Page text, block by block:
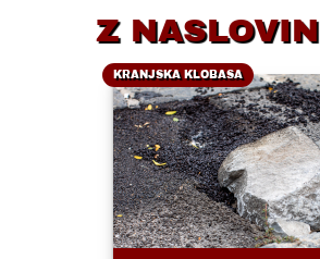
Z
KRANJSKA KLOBASA